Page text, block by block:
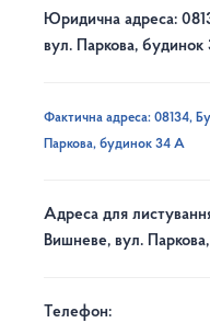
Юридична адреса:
вул. Паркова,
Фактична адреса: 08134,
Паркова, будинок 34 А
Адреса для
Вишневе, вул.
Телефон: